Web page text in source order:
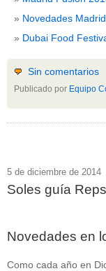
Novedades
Dubai Food
Sin comentarios
Publicado por Equipo
5 de diciembre de 2014
Soles guía
Novedades en
Como cada año en